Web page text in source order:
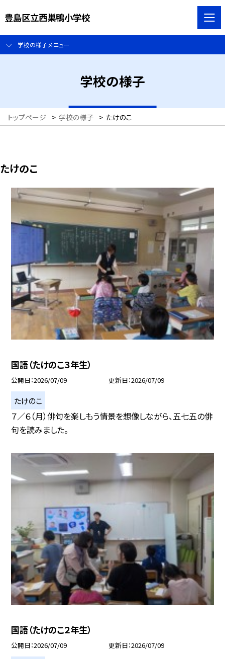
豊島区立西巣鴨小学校
学校の様子メニュー
学校の様子
トップページ > 学校の様子 > たけのこ
たけのこ
国語（たけのこ３年生）
公開日 2026/07/09 更新日 2026/07/09
たけのこ
７／６（月）俳句を楽しもう情景を想像しながら、五七五の俳
句を読みました。
国語（たけのこ２年生）
公開日 2026/07/09 更新日 2026/07/09